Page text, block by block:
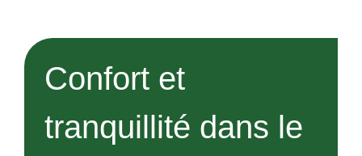
Confort et
tranquillité dans le